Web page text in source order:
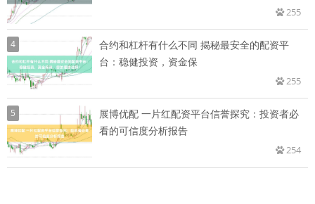
255
4
合约和杠杆有什么不同 揭秘最安全的配资平
台：稳健投资，资金保
255
5
展博优配 一片红配资平台信誉探究：投资者必
看的可信度分析报告
254